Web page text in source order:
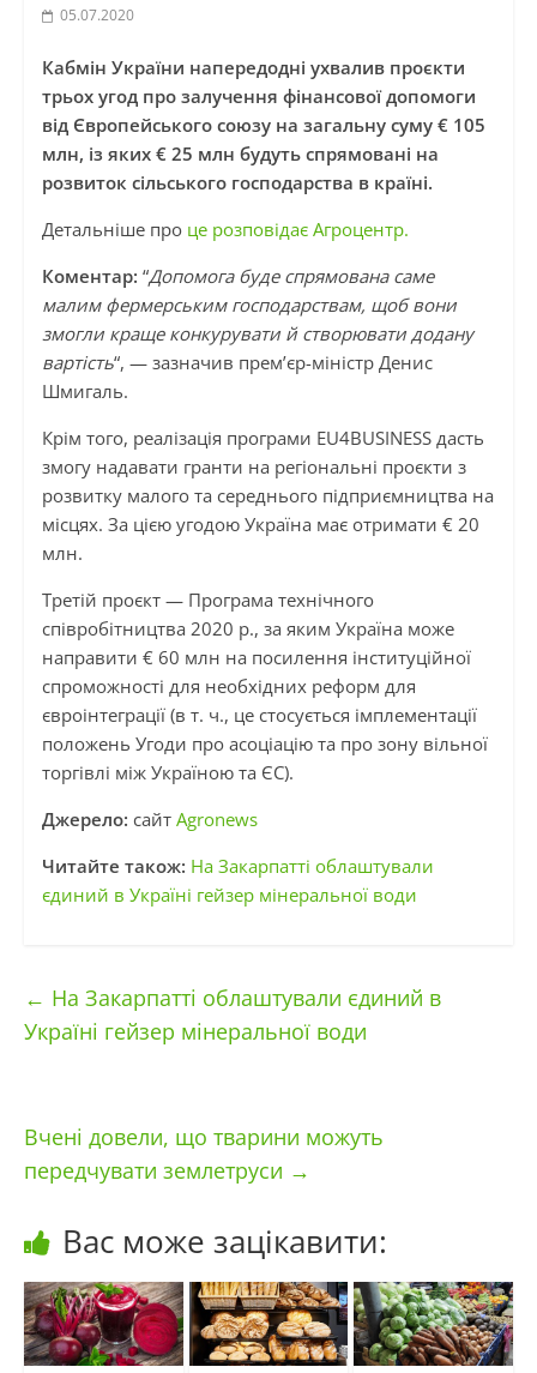
05.07.2020
Кабмін України напередодні ухвалив проєкти
трьох угод про залучення фінансової допомоги
від Європейського союзу на загальну суму € 105
млн, із яких € 25 млн будуть спрямовані на
розвиток сільського господарства в країні.
Детальніше про це розповідає Агроцентр.
Коментар: “Допомога буде спрямована саме
малим фермерським господарствам, щоб вони
змогли краще конкурувати й створювати додану
вартість“, — зазначив прем’єр-міністр Денис
Шмигаль.
Крім того, реалізація програми EU4BUSINESS дасть
змогу надавати гранти на регіональні проєкти з
розвитку малого та середнього підприємництва на
місцях. За цією угодою Україна має отримати € 20
млн.
Третій проєкт — Програма технічного
співробітництва 2020 р., за яким Україна може
направити € 60 млн на посилення інституційної
спроможності для необхідних реформ для
євроінтеграції (в т. ч., це стосується імплементації
положень Угоди про асоціацію та про зону вільної
торгівлі між Україною та ЄС).
Джерело: сайт Agronews
Читайте також: На Закарпатті облаштували
єдиний в Україні гейзер мінеральної води
← На Закарпатті облаштували єдиний в
Україні гейзер мінеральної води
Вчені довели, що тварини можуть
передчувати землетруси →
Вас може зацікавити: